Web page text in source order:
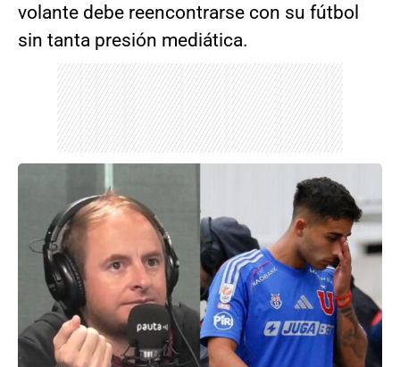
volante debe reencontrarse con su fútbol
sin tanta presión mediática.